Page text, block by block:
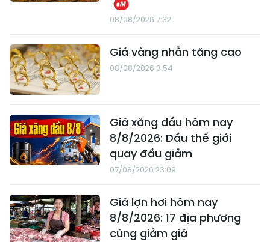
08/08/2026 7:32
Giá vàng nhẫn tăng cao
08/08/2026 3:54
Giá xăng dầu hôm nay
8/8/2026: Dầu thế giới
quay đầu giảm
07/08/2026 23:09
Giá lợn hơi hôm nay
8/8/2026: 17 địa phương
cùng giảm giá